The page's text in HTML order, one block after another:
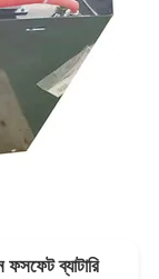
ফসফেট ব্যাটারি